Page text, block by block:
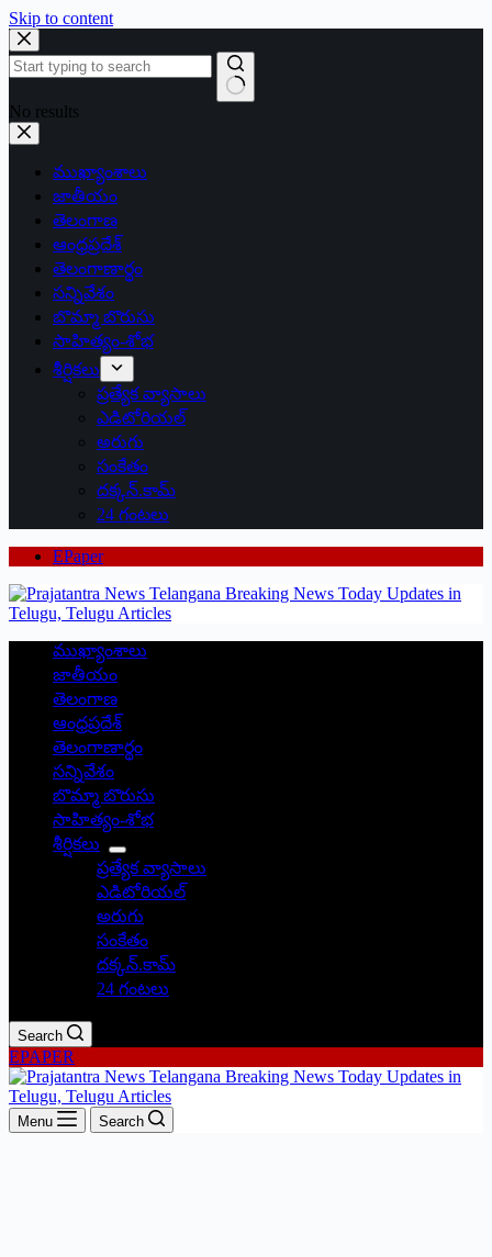
Skip to content
No results
ముఖ్యాంశాలు
జాతీయం
తెలంగాణ
ఆంధ్రప్రదేశ్
తెలంగాణార్థం
సన్నివేశం
బొమ్మా బొరుసు
సాహిత్యం-శోభ
శీర్షికలు
ప్రత్యేక వ్యాసాలు
ఎడిటోరియల్
అరుగు
సంకేతం
దక్కన్.కామ్
24 గంటలు
EPaper
ముఖ్యాంశాలు
జాతీయం
తెలంగాణ
ఆంధ్రప్రదేశ్
తెలంగాణార్థం
సన్నివేశం
బొమ్మా బొరుసు
సాహిత్యం-శోభ
శీర్షికలు
ప్రత్యేక వ్యాసాలు
ఎడిటోరియల్
అరుగు
సంకేతం
దక్కన్.కామ్
24 గంటలు
Search
EPAPER
Menu Search